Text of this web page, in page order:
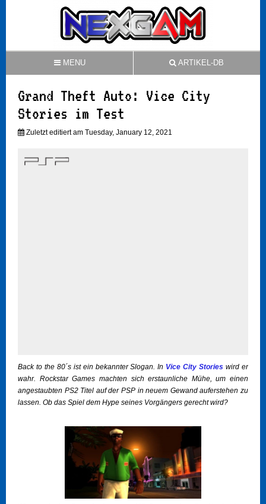
MENU ARTIKEL-DB
Grand Theft Auto: Vice City
Stories im Test
Zuletzt editiert am Tuesday, January 12, 2021
Back to the 80´s ist ein bekannter Slogan. In Vice City Stories wird er
wahr. Rockstar Games machten sich erstaunliche Mühe, um einen
angestaubten PS2 Titel auf der PSP in neuem Gewand auferstehen zu
lassen. Ob das Spiel dem Hype seines Vorgängers gerecht wird?